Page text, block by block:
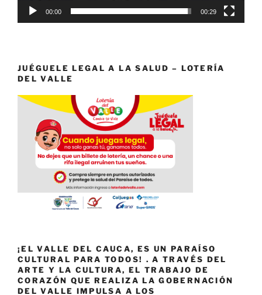
00:00 00:29
JUÉGUELE LEGAL A LA SALUD – LOTERÍA
DEL VALLE
¡EL VALLE DEL CAUCA, ES UN PARAÍSO
CULTURAL PARA TODOS! . A TRAVÉS DEL
ARTE Y LA CULTURA, EL TRABAJO DE
CORAZÓN QUE REALIZA LA GOBERNACIÓN
DEL VALLE IMPULSA A LOS